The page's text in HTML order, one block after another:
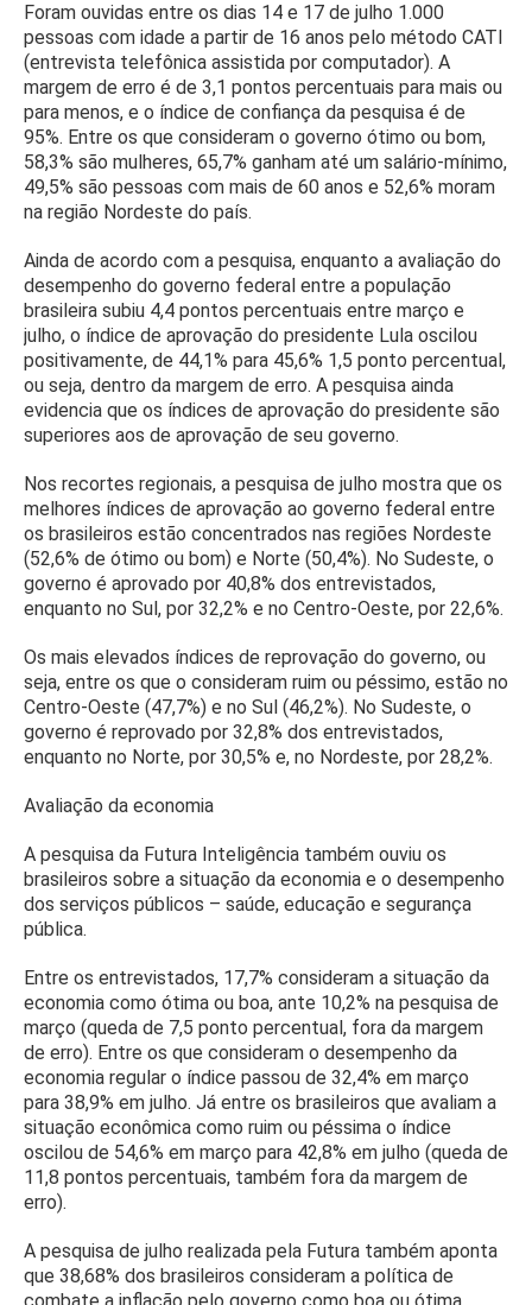
Foram ouvidas entre os dias 14 e 17 de julho 1.000
pessoas com idade a partir de 16 anos pelo método CATI
(entrevista telefônica assistida por computador). A
margem de erro é de 3,1 pontos percentuais para mais ou
para menos, e o índice de confiança da pesquisa é de
95%. Entre os que consideram o governo ótimo ou bom,
58,3% são mulheres, 65,7% ganham até um salário-mínimo,
49,5% são pessoas com mais de 60 anos e 52,6% moram
na região Nordeste do país.
Ainda de acordo com a pesquisa, enquanto a avaliação do
desempenho do governo federal entre a população
brasileira subiu 4,4 pontos percentuais entre março e
julho, o índice de aprovação do presidente Lula oscilou
positivamente, de 44,1% para 45,6% 1,5 ponto percentual,
ou seja, dentro da margem de erro. A pesquisa ainda
evidencia que os índices de aprovação do presidente são
superiores aos de aprovação de seu governo.
Nos recortes regionais, a pesquisa de julho mostra que os
melhores índices de aprovação ao governo federal entre
os brasileiros estão concentrados nas regiões Nordeste
(52,6% de ótimo ou bom) e Norte (50,4%). No Sudeste, o
governo é aprovado por 40,8% dos entrevistados,
enquanto no Sul, por 32,2% e no Centro-Oeste, por 22,6%.
Os mais elevados índices de reprovação do governo, ou
seja, entre os que o consideram ruim ou péssimo, estão no
Centro-Oeste (47,7%) e no Sul (46,2%). No Sudeste, o
governo é reprovado por 32,8% dos entrevistados,
enquanto no Norte, por 30,5% e, no Nordeste, por 28,2%.
Avaliação da economia
A pesquisa da Futura Inteligência também ouviu os
brasileiros sobre a situação da economia e o desempenho
dos serviços públicos – saúde, educação e segurança
pública.
Entre os entrevistados, 17,7% consideram a situação da
economia como ótima ou boa, ante 10,2% na pesquisa de
março (queda de 7,5 ponto percentual, fora da margem
de erro). Entre os que consideram o desempenho da
economia regular o índice passou de 32,4% em março
para 38,9% em julho. Já entre os brasileiros que avaliam a
situação econômica como ruim ou péssima o índice
oscilou de 54,6% em março para 42,8% em julho (queda de
11,8 pontos percentuais, também fora da margem de
erro).
A pesquisa de julho realizada pela Futura também aponta
que 38,68% dos brasileiros consideram a política de